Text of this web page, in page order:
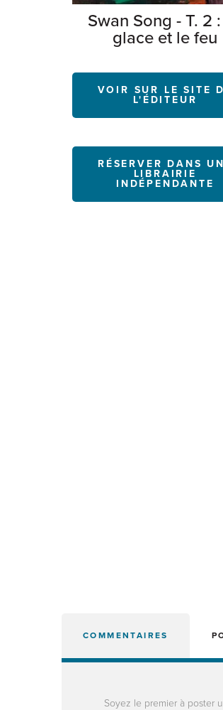
Swan Song - T. 2
glace et le feu
VOIR SUR LE SITE
L'ÉDITEUR
RÉSERVER DANS
LIBRAIRIE
INDÉPENDANTE
COMMENTAIRES
Soyez le premier à poster